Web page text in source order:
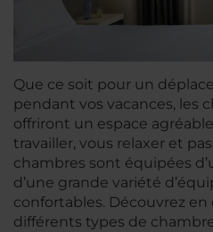
Que ce soit pour un
pendant vos vacances, les
offriront un espace
travailler, vous relaxer et
chambres sont équipées
d’une grande variété
confortables. Découvrez
différents types de